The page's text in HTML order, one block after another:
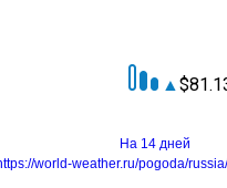
На 14 дней
world-weather.ru/pogoda/